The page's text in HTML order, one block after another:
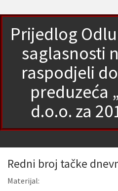
Prijedlog
saglasnosti
raspodjeli
preduzeća
d.o.o. za
Redni broj tačke
Materijal: